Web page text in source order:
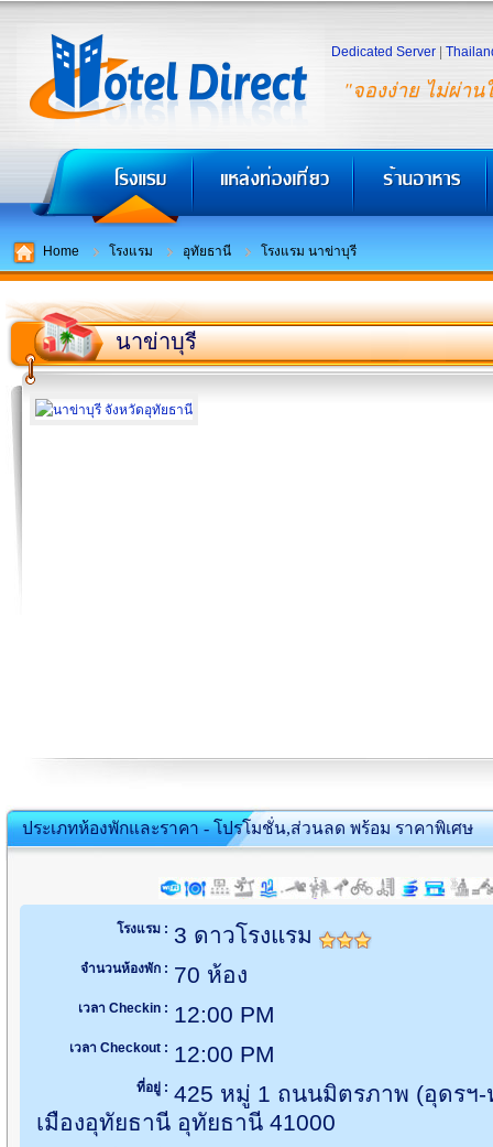
"จองง่าย ไม่ผ่าน
Dedicated Server
Home โรงแรม อุทัยธานี โรงแรม นาข่าบุรี
นาข่าบุรี
ประเภทห้องพักและราคา - โปรโมชั่น,ส่วนลด พร้อม ราคาพิเศษ
โรงแรม : 3 ดาวโรงแรม
จำนวนห้องพัก : 70 ห้อง
เวลา Checkin : 12:00 PM
เวลา Checkout : 12:00 PM
ที่อยู่ : 425 หมู่ 1 ถนนมิตรภาพ (อุดรฯ
เมืองอุทัยธานี อุทัยธานี 41000